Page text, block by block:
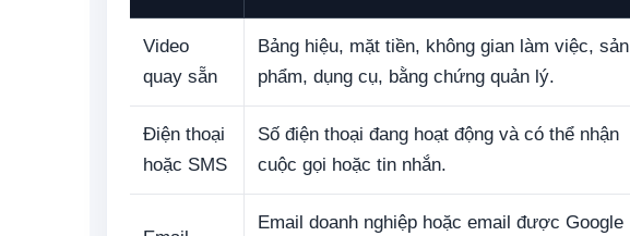
Video
quay sẵn
Bảng hiệu, mặt tiền, không gian làm việc, sản
phẩm, dụng cụ, bằng chứng quản lý.
Điện thoại
hoặc SMS
Số điện thoại đang hoạt động và có thể nhận
cuộc gọi hoặc tin nhắn.
Email doanh nghiệp hoặc email được Google